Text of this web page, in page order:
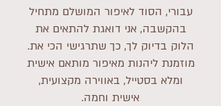
עבורי, הסוד לאיפור המושלם מתחיל
בהקשבה, אני דואגת להתאים את
הלוק בדיוק לך, כך שתרגישי הכי את.
מוזמנת ליהנות מאיפור מותאם אישית
ומלא בסטייל, באווירה מקצועית,
אישית וחמה.